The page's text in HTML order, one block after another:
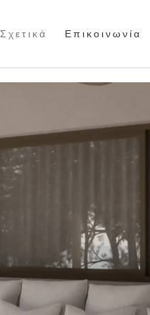
Σ χ ε τ ι κ ά Ε π ι κ ο ι ν ω ν ί α